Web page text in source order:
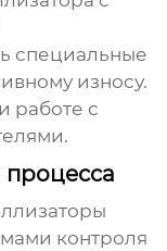
специальные
износу.
работе с
процесса
контроля